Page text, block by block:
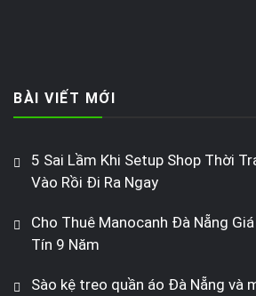
BÀI VIẾT MỚI
5 Sai Lầm Khi Setup Shop Thời
Vào Rồi Đi Ra Ngay
Cho Thuê Manocanh Đà Nẵng
Tín 9 Năm
Sào kệ treo quần áo Đà Nẵng và